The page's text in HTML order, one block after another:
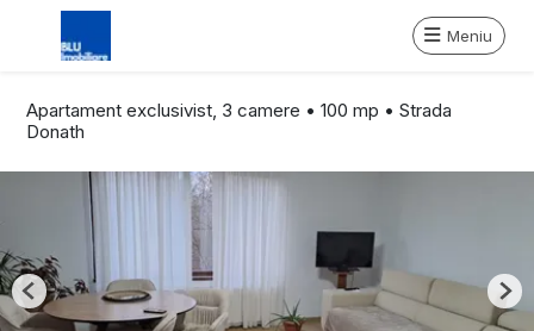
Meniu
Apartament exclusivist, 3 camere • 100 mp • Strada
Donath
Previous